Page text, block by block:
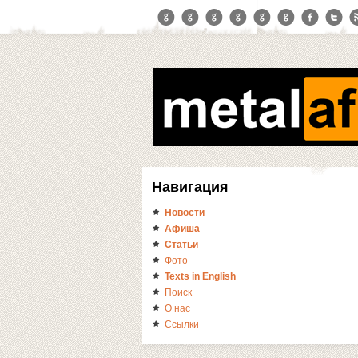
Навигация
Новости
Афиша
Статьи
Фото
Texts in English
Поиск
О нас
Ссылки